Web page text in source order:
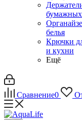
бумажных
белья
Крючки
и кухни
Ещё
Сравнение0